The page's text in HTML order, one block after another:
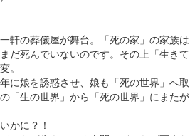
軒の葬儀屋が舞台。「死の家」の家族は
だ死んでいないのです。その上「生きて
。
に娘を誘惑させ、娘も「死の世界」へ取
「生の世界」から「死の世界」にまたが
かに？！